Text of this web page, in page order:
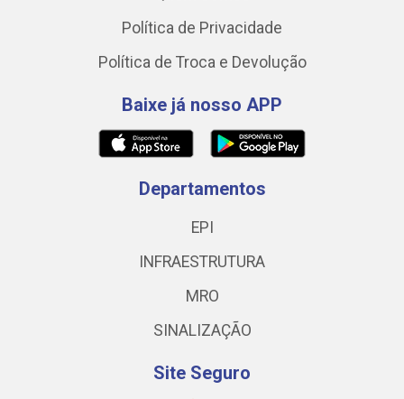
Política de Privacidade
Política de Troca e Devolução
Baixe já nosso APP
Departamentos
EPI
INFRAESTRUTURA
MRO
SINALIZAÇÃO
Site Seguro